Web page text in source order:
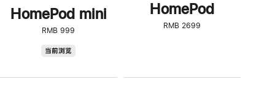
HomePod mini
RMB 999
当前浏览
HomePod
RMB 2699